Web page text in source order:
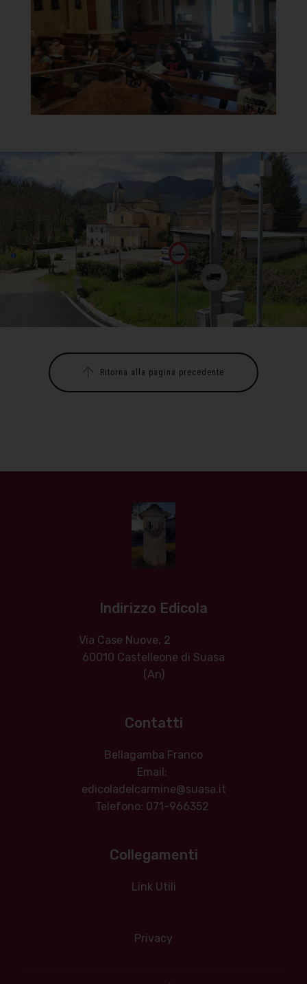
Clicca per ingrandire
]
Ritorna alla pagina precedente
Indirizzo Edicola
Via Case Nuove, 2
60010 Castelleone di Suasa
(An)
Contatti
Bellagamba Franco
Email:
edicoladelcarmine@suasa.it
Telefono: 071-966352
Collegamenti
Link Utili
Privacy